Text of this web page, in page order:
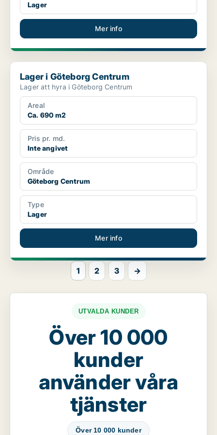
Lager
Mer info
Lager i Göteborg Centrum
Lager i Göteborg Centrum
Lager att hyra i Göteborg Centrum
Areal
Ca. 690 m2
Pris pr. md.
Inte angivet
Område
Göteborg Centrum
Type
Lager
Mer info
1 2 3 →
UTVALDA KUNDER
Över 10 000
kunder
använder våra
tjänster
Över 10 000 kunder